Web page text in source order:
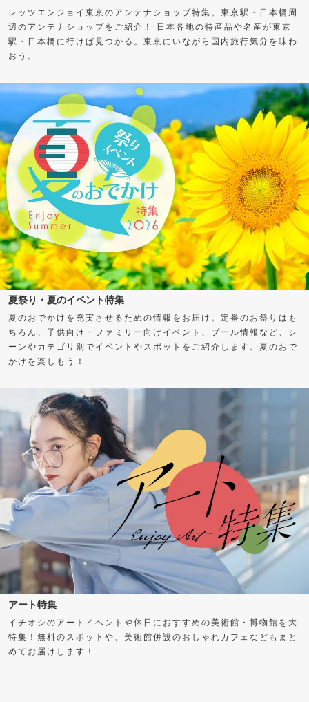
レッツエンジョイ東京のアンテナショップ特集。東京駅・日本橋周
辺のアンテナショップをご紹介！ 日本各地の特産品や名産が東京
駅・日本橋に行けば見つかる。東京にいながら国内旅行気分を味わ
おう。
夏祭り・夏のイベント特集
夏のおでかけを充実させるための情報をお届け。定番のお祭りはも
ちろん、子供向け・ファミリー向けイベント、プール情報など、シ
ーンやカテゴリ別でイベントやスポットをご紹介します。夏のおで
かけを楽しもう！
アート特集
イチオシのアートイベントや休日におすすめの美術館・博物館を大
特集！無料のスポットや、美術館併設のおしゃれカフェなどもまと
めてお届けします！